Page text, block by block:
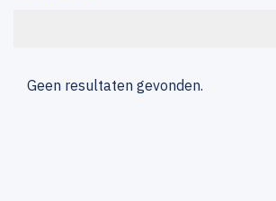
Geen resultaten gevonden.